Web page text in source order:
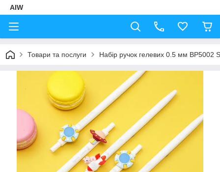
AIW
Товари та послуги Набір ручок гелевих 0.5 мм BP5002